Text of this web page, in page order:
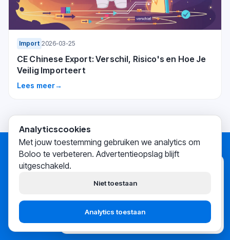
Import 2026-03-25
CE Chinese Export: Verschil, Risico's en Hoe Je
Veilig Importeert
Lees meer→
Start een bol.com business,
transformeer je leven
Start nu gratis→
bol.com-verkopers
Start gratis
Analyticscookies
Met jouw toestemming gebruiken we analytics om
Boloo te verbeteren. Advertentieopslag blijft
uitgeschakeld.
Niet toestaan
Analytics toestaan